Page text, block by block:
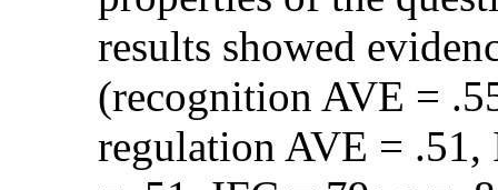
results showed
(recognition AVE =
regulation AVE =